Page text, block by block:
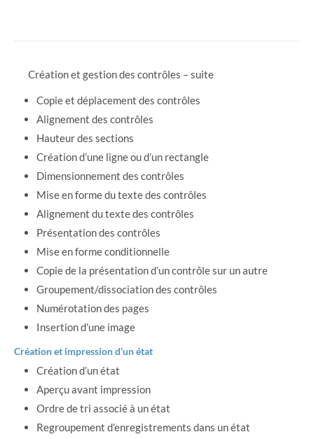
Création et gestion des contrôles – suite
Copie et déplacement des contrôles
Alignement des contrôles
Hauteur des sections
Création d’une ligne ou d’un rectangle
Dimensionnement des contrôles
Mise en forme du texte des contrôles
Alignement du texte des contrôles
Présentation des contrôles
Mise en forme conditionnelle
Copie de la présentation d’un contrôle sur un autre
Groupement/dissociation des contrôles
Numérotation des pages
Insertion d’une image
Création et impression d’un état
Création d’un état
Aperçu avant impression
Ordre de tri associé à un état
Regroupement d’enregistrements dans un état